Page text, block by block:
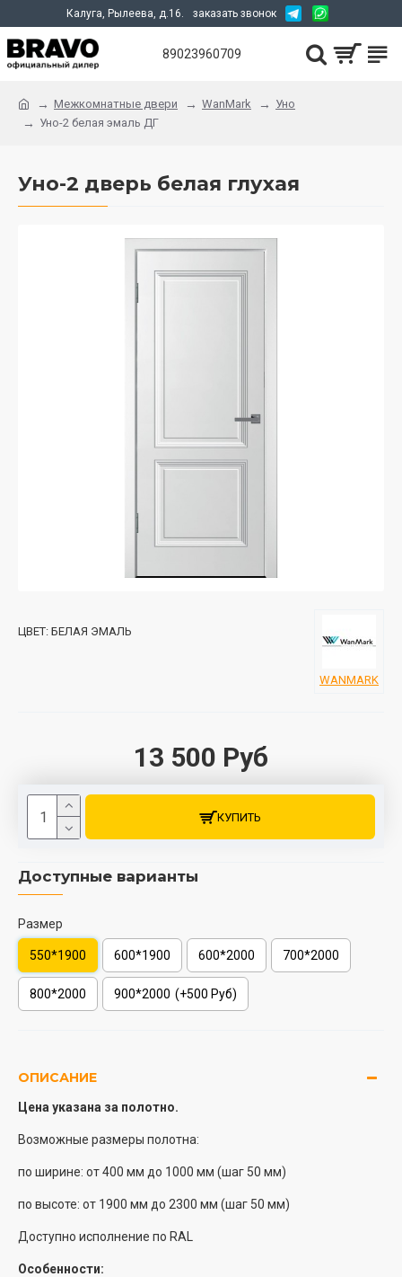
Калуга, Рылеева, д.16. заказать звонок
89023960709
Межкомнатные двери WanMark
Уно
Уно-2 белая эмаль ДГ
Уно-2 дверь белая глухая
13 500 Руб
ЦВЕТ: БЕЛАЯ ЭМАЛЬ
WANMARK
Доступные варианты
Размер
550*1900 600*1900 600*2000 700*2000
800*2000 900*2000 (+500 Руб)
КУПИТЬ
ОПИСАНИЕ
Цена указана за полотно.
Возможные размеры полотна:
по ширине: от 400 мм до 1000 мм (шаг 50 мм)
по высоте: от 1900 мм до 2300 мм (шаг 50 мм)
Доступно исполнение по RAL
Особенности: